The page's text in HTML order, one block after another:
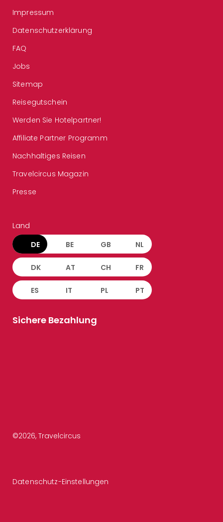
Impressum
Datenschutzerklärung
FAQ
Jobs
Sitemap
Reisegutschein
Werden Sie Hotelpartner!
Affiliate Partner Programm
Nachhaltiges Reisen
Travelcircus Magazin
Presse
Land
DE BE GB NL
DK AT CH FR
ES IT PL PT
Sichere Bezahlung
©2026, Travelcircus
Datenschutz-Einstellungen